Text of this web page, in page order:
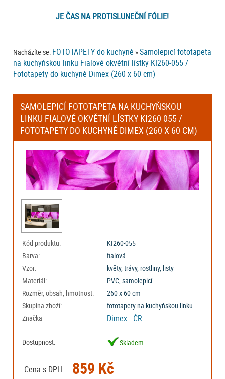
JE ČAS NA PROTISLUNEČNÍ FÓLIE!
Nacházíte se: FOTOTAPETY do kuchyně »Samolepicí fototapeta
na kuchyňskou linku Fialové okvětní lístky KI260-055 /
Fototapety do kuchyně Dimex (260 x 60 cm)
SAMOLEPICÍ FOTOTAPETA NA KUCHYŇSKOU
LINKU FIALOVÉ OKVĚTNÍ LÍSTKY KI260-055 /
FOTOTAPETY DO KUCHYNĚ DIMEX (260 X 60 CM)
Kód produktu:
KI260-055
Barva:
fialová
Vzor:
květy, trávy, rostliny, listy
Materiál:
PVC, samolepicí
Rozměr, obsah, hmotnost:
260 x 60 cm
Skupina zboží:
fototapety na kuchyňskou linku
Značka
Dimex - ČR
Dostupnost: Skladem
Cena s DPH 859 Kč